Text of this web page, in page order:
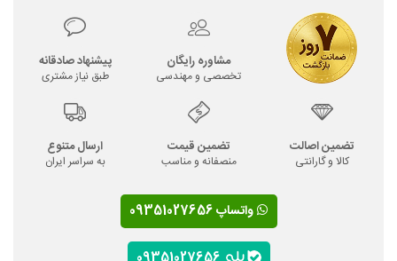
مشاوره رایگان
تخصصی و مهندسی
پیشنهاد صادقانه
طبق نیاز مشتری
تضمین اصالت
کالا و گارانتی
تضمین قیمت
منصفانه و مناسب
ارسال متنوع
به سراسر ایران
واتساپ 09351027656